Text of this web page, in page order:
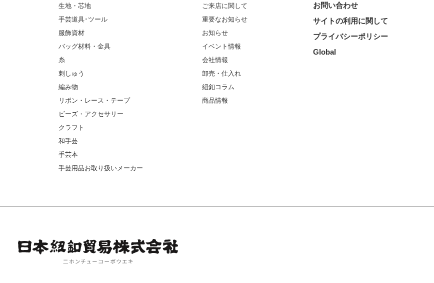
生地・芯地
手芸道具･ツール
服飾資材
バッグ材料・金具
糸
刺しゅう
編み物
リボン・レース・テープ
ビーズ・アクセサリー
クラフト
和手芸
手芸本
手芸用品お取り扱いメーカー
ご来店に関して
重要なお知らせ
お知らせ
イベント情報
会社情報
卸売・仕入れ
紐釦コラム
商品情報
お問い合わせ
サイトの利用に関して
プライバシーポリシー
Global